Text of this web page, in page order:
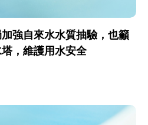
強自來水水質抽驗，也籲
，維護用水安全